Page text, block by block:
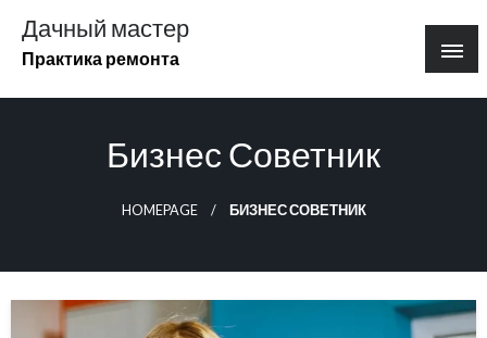
содержимому
Дачный мастер
Практика ремонта
Бизнес Советник
HOMEPAGE БИЗНЕС СОВЕТНИК